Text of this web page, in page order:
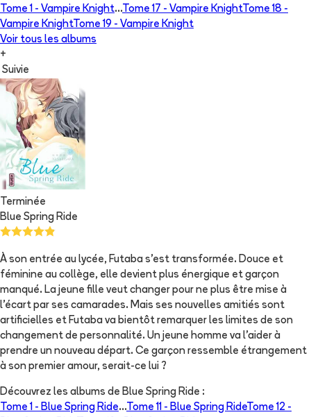
Tome 1 - Vampire Knight...Tome 17 - Vampire KnightTome 18 -
Vampire KnightTome 19 - Vampire Knight
Voir tous les albums
+
Suivie
Terminée
Blue Spring Ride
À son entrée au lycée, Futaba s'est transformée. Douce et
féminine au collège, elle devient plus énergique et garçon
manqué. La jeune fille veut changer pour ne plus être mise à
l'écart par ses camarades. Mais ses nouvelles amitiés sont
artificielles et Futaba va bientôt remarquer les limites de son
changement de personnalité. Un jeune homme va l'aider à
prendre un nouveau départ. Ce garçon ressemble étrangement
à son premier amour, serait-ce lui ?
Découvrez les albums de Blue Spring Ride :
Tome 1 - Blue Spring Ride...Tome 11 - Blue Spring RideTome 12 -